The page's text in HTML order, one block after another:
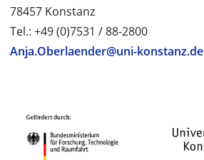
78457 Konstanz
Tel.: +49 (0)7531 / 88-2800
Anja.Oberlaender@uni-konstanz.de